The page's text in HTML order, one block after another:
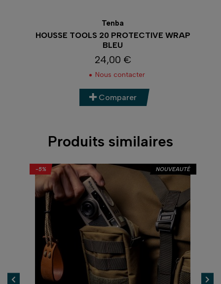
Tenba
HOUSSE TOOLS 20 PROTECTIVE WRAP
BLEU
Prix
24,00 €
Nous contacter
Comparer
Produits similaires
-5% NOUVEAUTÉ